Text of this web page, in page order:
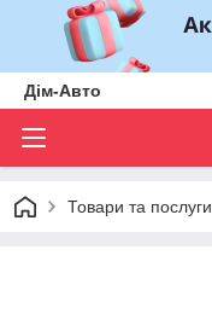
Дім-Авто
Товари та послуги